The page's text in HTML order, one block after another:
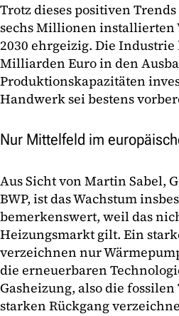
Trotz dieses positiven
sechs Millionen installierten
2030 ehrgeizig. Die
Milliarden Euro in den
Produktionskapazitäten
Handwerk sei bestens
Nur Mittelfeld im
Aus Sicht von Martin Sabel,
BWP, ist das Wachstum
bemerkenswert, weil das
Heizungsmarkt gilt. Ein
verzeichnen nur
die erneuerbaren
Gasheizung, also die
starken Rückgang